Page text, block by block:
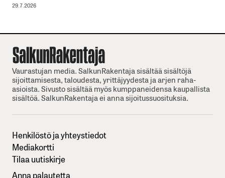
29.7.2026
Vaurastujan media. SalkunRakentaja sisältää sisältöjä
sijoittamisesta, taloudesta, yrittäjyydesta ja arjen raha-
asioista. Sivusto sisältää myös kumppaneidensa kaupallista
sisältöä. SalkunRakentaja ei anna sijoitussuosituksia.
Henkilöstö ja yhteystiedot
Mediakortti
Tilaa uutiskirje
Anna palautetta